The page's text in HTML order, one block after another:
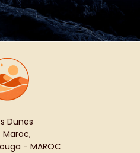
Dunes
Maroc,
- MAROC